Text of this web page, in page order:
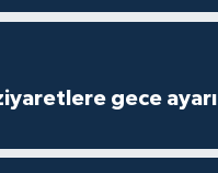
gece ayarı